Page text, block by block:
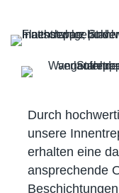
Durch
unsere
erhalten eine
ansprechende